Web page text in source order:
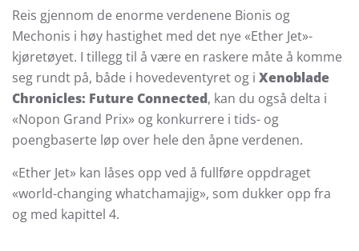
Reis gjennom de enorme verdenene Bionis og
Mechonis i høy hastighet med det nye «Ether Jet»-
kjøretøyet. I tillegg til å være en raskere måte å komme
seg rundt på, både i hovedeventyret og i Xenoblade
Chronicles: Future Connected, kan du også delta i
«Nopon Grand Prix» og konkurrere i tids- og
poengbaserte løp over hele den åpne verdenen.
«Ether Jet» kan låses opp ved å fullføre oppdraget
«world-changing whatchamajig», som dukker opp fra
og med kapittel 4.